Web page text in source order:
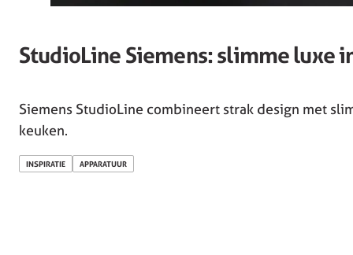
StudioLine Siemens: slimme luxe
Siemens StudioLine combineert strak design met
keuken.
INSPIRATIE APPARATUUR